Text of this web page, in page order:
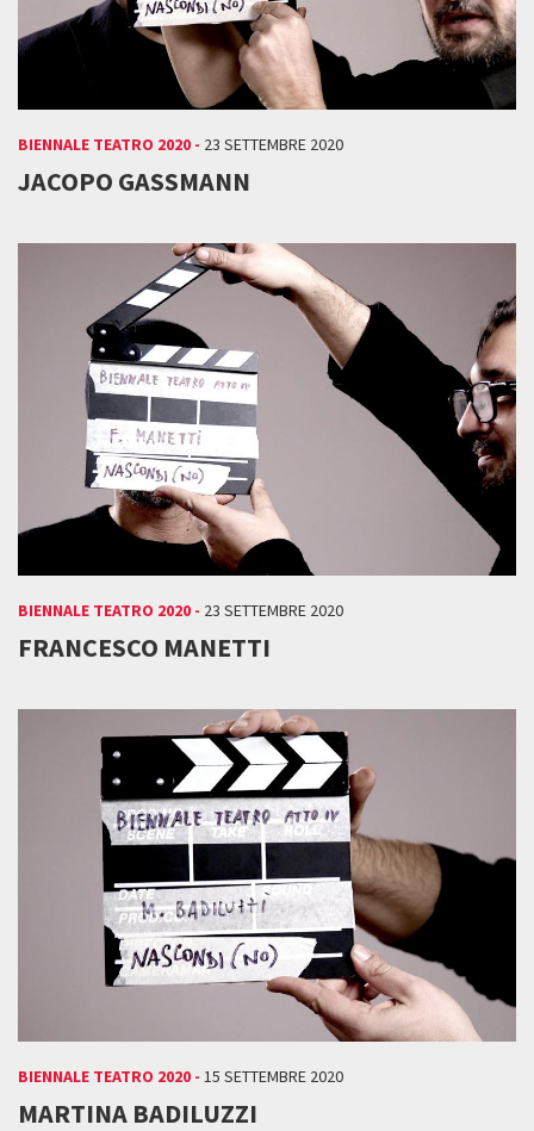
BIENNALE TEATRO 2020 - 23 SETTEMBRE 2020
JACOPO GASSMANN
BIENNALE TEATRO 2020 - 23 SETTEMBRE 2020
FRANCESCO MANETTI
BIENNALE TEATRO 2020 - 15 SETTEMBRE 2020
MARTINA BADILUZZI